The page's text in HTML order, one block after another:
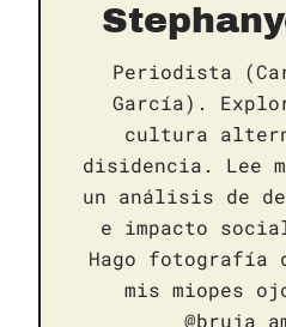
Periodista
García).
cultura
disidencia. Lee
un análisis de
e impacto
Hago fotografía
mis miopes